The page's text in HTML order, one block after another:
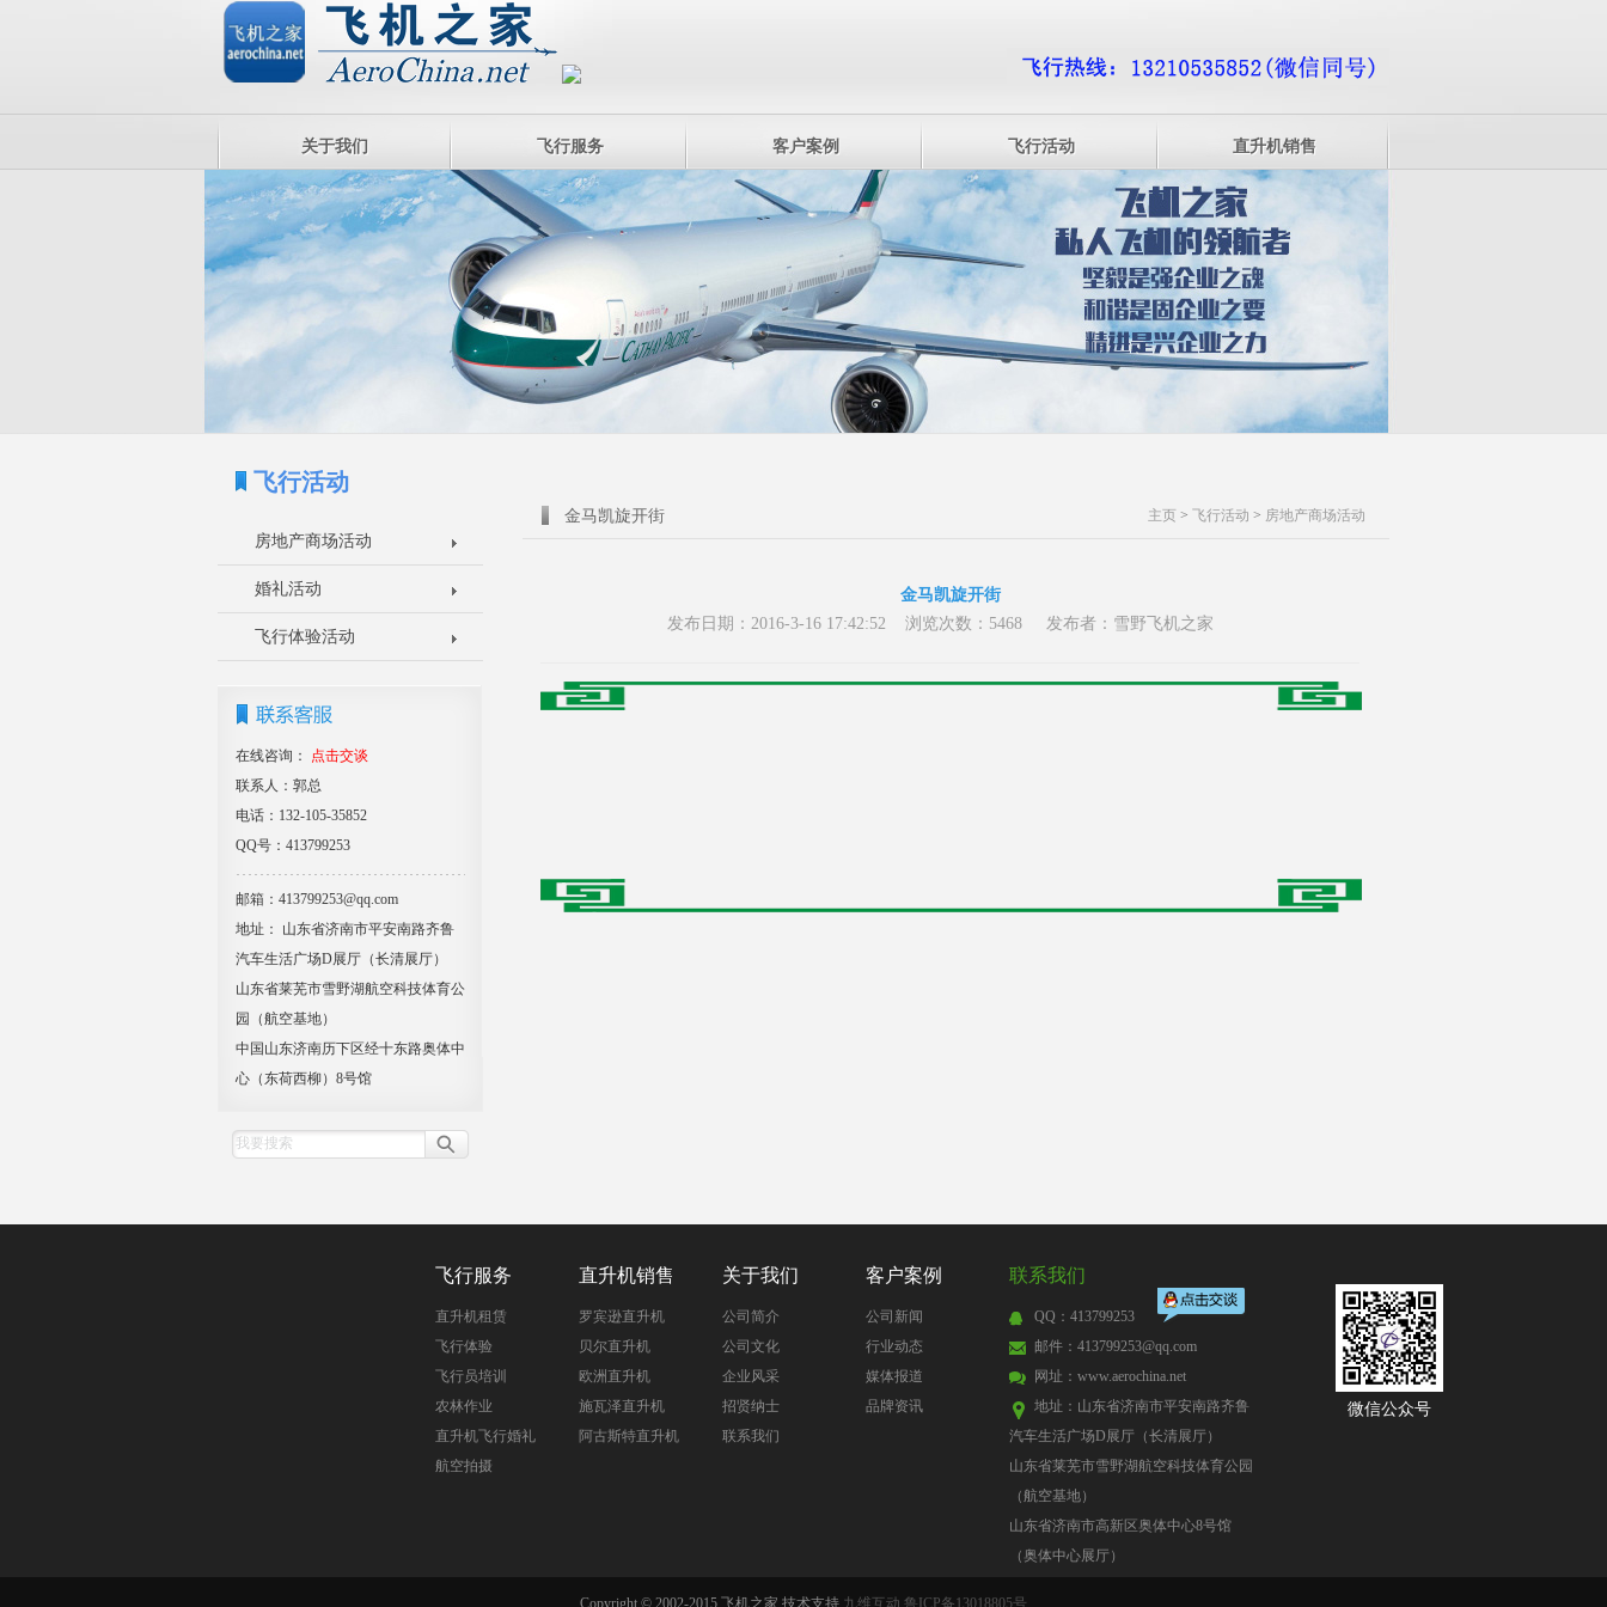
关于我们 飞行服务 客户案例 飞行活动 直升机销售
飞行活动
房地产商场活动
婚礼活动
飞行体验活动
在线咨询：
点击交谈
联系人：郭总
电话：132-105-35852
QQ号：413799253
邮箱：413799253@qq.com
地址： 山东省济南市平安南路齐鲁
汽车生活广场D展厅（长清展厅）
山东省莱芜市雪野湖航空科技体育公
园（航空基地）
中国山东济南历下区经十东路奥体中
心（东荷西柳）8号馆
主页 > 飞行活动 > 房地产商场活动
金马凯旋开街
金马凯旋开街
发布日期：2016-3-16 17:42:52 浏览次数：5468 发布者：雪野飞机之家
飞行服务
直升机租赁
飞行体验
飞行员培训
农林作业
直升机飞行婚礼
航空拍摄
直升机销售
罗宾逊直升机
贝尔直升机
欧洲直升机
施瓦泽直升机
阿古斯特直升机
关于我们
公司简介
公司文化
企业风采
招贤纳士
联系我们
客户案例
公司新闻
行业动态
媒体报道
品牌资讯
联系我们
QQ：413799253
邮件：413799253@qq.com
网址： www.aerochina.net
地址：山东省济南市平安南路齐鲁
汽车生活广场D展厅（长清展厅）
山东省莱芜市雪野湖航空科技体育公园
（航空基地）
山东省济南市高新区奥体中心8号馆
（奥体中心展厅）
微信公众号
Copyright © 2002-2015 飞机之家 技术支持 九维互动 鲁ICP备13018805号